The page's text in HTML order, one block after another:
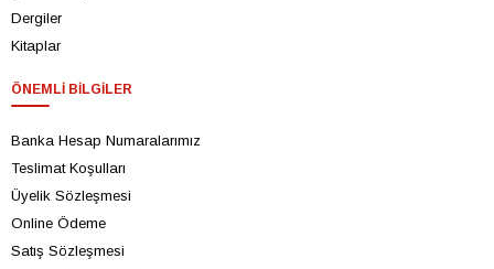
Dergiler
Kitaplar
ÖNEMLI BILGILER
Banka Hesap Numaralarımız
Teslimat Koşulları
Üyelik Sözleşmesi
Online Ödeme
Satış Sözleşmesi